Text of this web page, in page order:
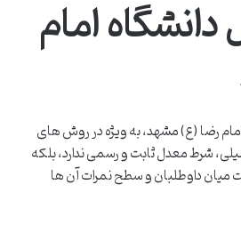
امام
رضا (ع) مشهد، به ویژه در روش های
شرط معدل ثابت و رسمی ندارد، بلکه
میان داوطلبان و سطح نمرات آن ها